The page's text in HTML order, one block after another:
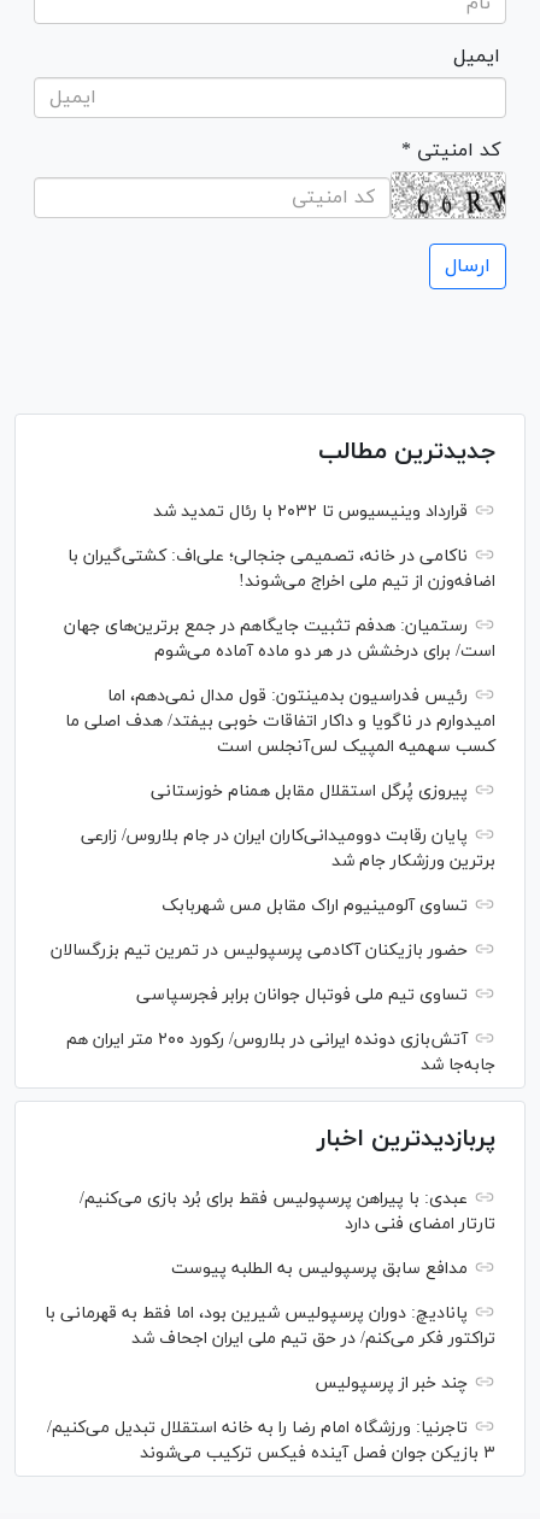
ایمیل
* کد امنیتی
جدیدترین مطالب
قرارداد وینیسیوس تا ۲۰۳۲ با رئال‌ تمدید شد
ناکامی در خانه، تصمیمی جنجالی؛ علی‌اف: کشتی‌گیران با
اضافه‌وزن از تیم ملی اخراج می‌شوند!
رستمیان: هدفم تثبیت جایگاهم در جمع برترین‌های جهان
است/ برای درخشش در هر دو ماده آماده می‌شوم
رئیس فدراسیون بدمینتون: قول مدال نمی‌دهم، اما
امیدوارم در ناگویا و داکار اتفاقات خوبی بیفتد/ هدف اصلی ما
کسب سهمیه المپیک لس‌آنجلس است
پیروزی پُرگل استقلال مقابل همنام خوزستانی
پایان رقابت دوومیدانی‌کاران ایران در جام بلاروس/ زارعی
برترین ورزشکار جام شد
تساوی آلومینیوم اراک مقابل مس شهربابک
حضور بازیکنان آکادمی پرسپولیس در تمرین تیم بزرگسالان
تساوی تیم ملی فوتبال جوانان برابر فجرسپاسی
آتش‌بازی دونده ایرانی در بلاروس/ رکورد ۲۰۰ متر ایران هم
جابه‌جا شد
پربازدیدترین اخبار
عبدی: با پیراهن پرسپولیس فقط برای بُرد بازی می‌کنیم/
تارتار امضای فنی دارد
مدافع سابق پرسپولیس به الطلبه پیوست
پانادیچ: دوران پرسپولیس شیرین بود، اما فقط به قهرمانی با
تراکتور فکر می‌کنم/ در حق تیم ملی ایران اجحاف شد
چند خبر از پرسپولیس
تاجرنیا: ورزشگاه امام رضا را به خانه استقلال تبدیل می‌کنیم/
۳ بازیکن جوان فصل آینده فیکس ترکیب می‌شوند